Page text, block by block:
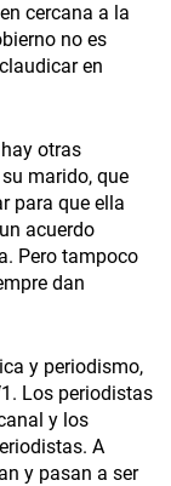
cercana a la
no es
en
otras
marido, que
para que ella
acuerdo
Pero tampoco
dan
y periodismo,
Los periodistas
y los
A
y pasan a ser